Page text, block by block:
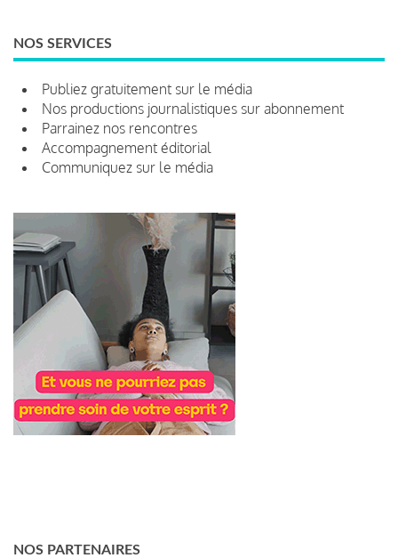
NOS SERVICES
Publiez gratuitement sur le média
Nos productions journalistiques sur abonnement
Parrainez nos rencontres
Accompagnement éditorial
Communiquez sur le média
NOS PARTENAIRES